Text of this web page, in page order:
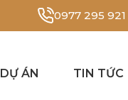
0977 295 921
DỰ ÁN TIN TỨC